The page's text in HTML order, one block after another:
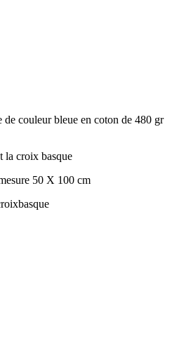
de couleur bleue en coton de 480 gr
la croix basque
50 X 100 cm